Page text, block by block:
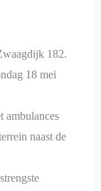
182.
18 mei
ambulances
naast de